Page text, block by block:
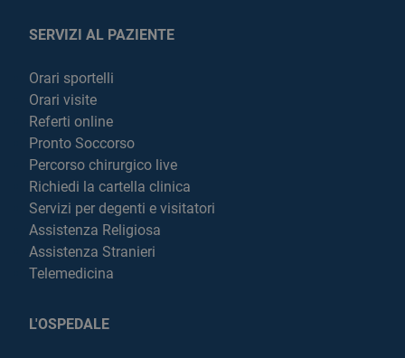
SERVIZI AL PAZIENTE
Orari sportelli
Orari visite
Referti online
Pronto Soccorso
Percorso chirurgico live
Richiedi la cartella clinica
Servizi per degenti e visitatori
Assistenza Religiosa
Assistenza Stranieri
Telemedicina
L'OSPEDALE